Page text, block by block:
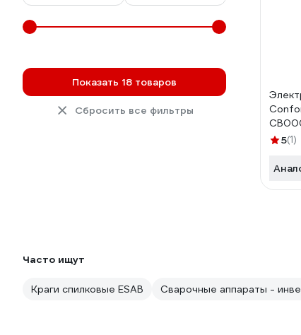
Показать 18 товаров
Сбросить все фильтры
5(1)
Часто ищут
Краги спилковые ESAB Сварочные аппараты -